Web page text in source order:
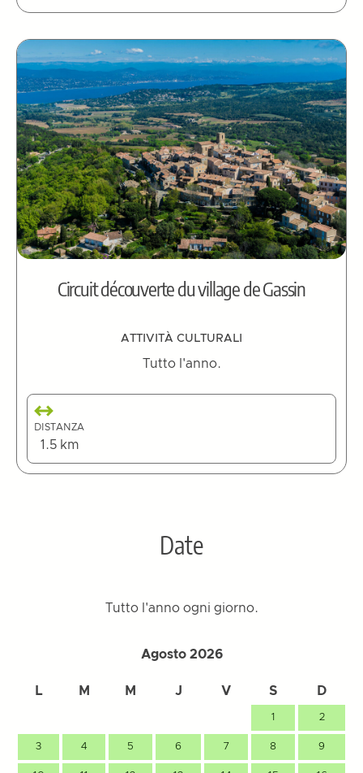
Circuit découverte du village de Gassin
ATTIVITÀ CULTURALI
Tutto l'anno.
DISTANZA
1.5 km
Date
Tutto l'anno ogni giorno.
Agosto 2026
L M M J V S D
1 2
3 4 5 6 7 8 9